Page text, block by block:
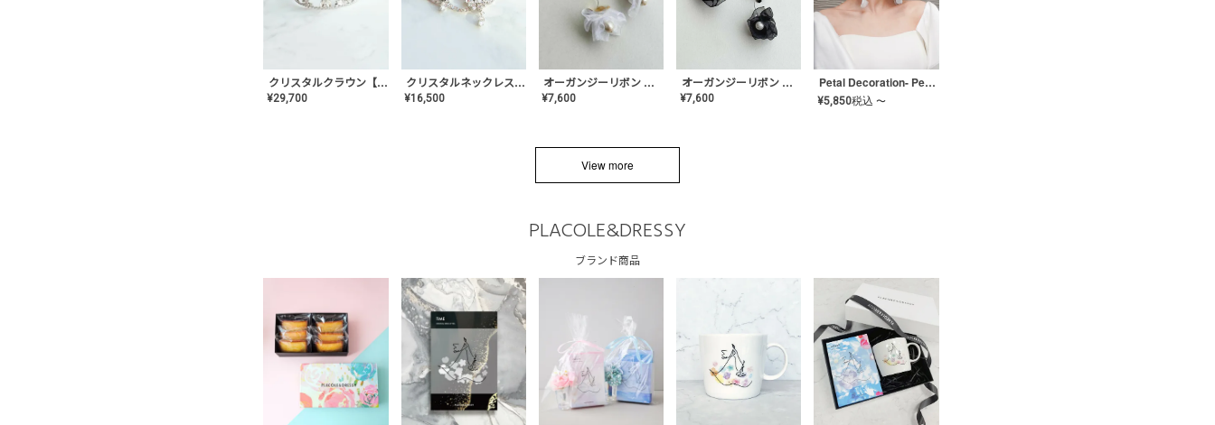
クリスタルクラウン【MA-COHD-01】韓国風クラウン/ウェディングクラウン/ティアラ
¥29,700
クリスタルネックレス-Lace【MA-CONL-02】
¥16,500
オーガンジーリボン バレリーナイヤリング&ピアス【White】〈PV-COER-12〉
¥7,600
オーガンジーリボン バレリーナイヤリング&ピアス【Black】〈PV-COER-11〉
¥7,600
Petal Decoration- Pearl【JA-COER-3】
¥5,850税込 〜
View more
PLACOLE&DRESSY
ブランド商品